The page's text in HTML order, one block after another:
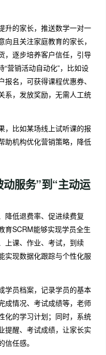
升的家长，推送数学一对一
且关注家庭教育的家长，
，逐步培养客户信任，引导
营销活动自动化”，比如设
名，可获得课程优惠券、
系，发放奖励，无需人工统
，比如某场线上试听课的报
助机构优化营销策略，降低
动服务”到“主动运
降低退费率、促进续费复
育SCRM能够实现学员全生
上课、作业、考试，到续
实现数据化跟踪与个性化服
学员档案，记录学员的基本
成情况、考试成绩等，老师
化的学习计划；同时，系统
提醒、考试成绩，让家长实
任感。